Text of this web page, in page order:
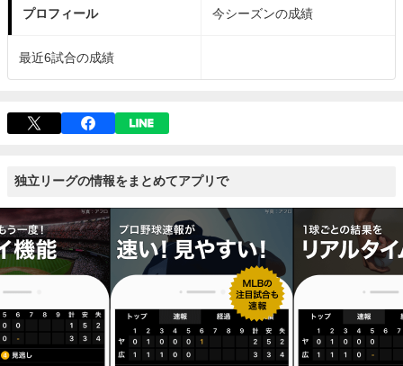
プロフィール 今シーズンの成績
最近6試合の成績
独立リーグの情報をまとめてアプリで